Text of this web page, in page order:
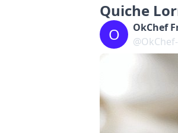
Quiche
O
OkChef